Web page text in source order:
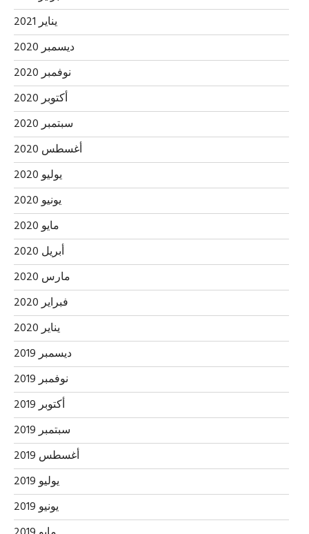
يناير 2021
ديسمبر 2020
نوفمبر 2020
أكتوبر 2020
سبتمبر 2020
أغسطس 2020
يوليو 2020
يونيو 2020
مايو 2020
أبريل 2020
مارس 2020
فبراير 2020
يناير 2020
ديسمبر 2019
نوفمبر 2019
أكتوبر 2019
سبتمبر 2019
أغسطس 2019
يوليو 2019
يونيو 2019